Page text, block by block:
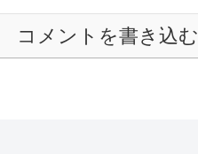
コメントを書き込む